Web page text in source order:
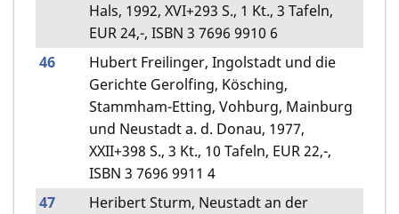
Hals, 1992, XVI+293 S., 1 Kt., 3 Tafeln,
EUR 24,-, ISBN 3 7696 9910 6
46
Hubert Freilinger, Ingolstadt und die
Gerichte Gerolfing, Kösching,
Stammham-Etting, Vohburg, Mainburg
und Neustadt a. d. Donau, 1977,
XXII+398 S., 3 Kt., 10 Tafeln, EUR 22,-,
ISBN 3 7696 9911 4
47
Heribert Sturm, Neustadt an der